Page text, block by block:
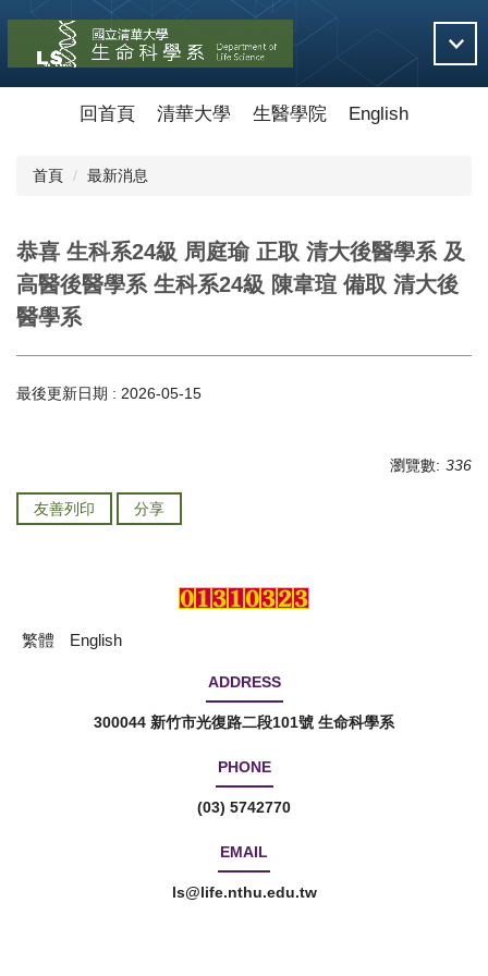
要
回首頁 清華大學 生醫學院 English
首頁 最新消息
恭喜 生科系24級 周庭瑜 正取 清大後醫學系 及
高醫後醫學系 生科系24級 陳韋瑄 備取 清大後
醫學系
最後更新日期 : 2026-05-15
瀏覽數: 336
友善列印 分享
繁體 English
ADDRESS
300044 新竹市光復路二段101號 生命科學系
PHONE
(03) 5742770
EMAIL
ls@life.nthu.edu.tw